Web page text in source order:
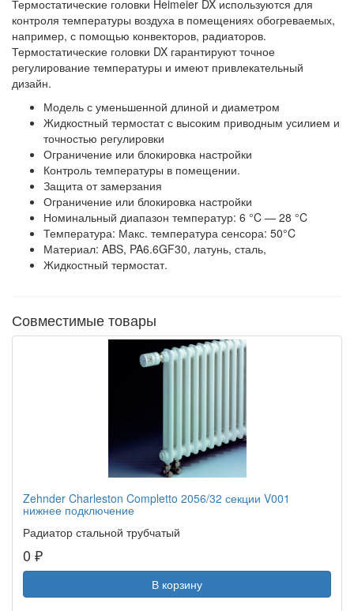
Термостатические головки Heimeier DX используются для
контроля температуры воздуха в помещениях обогреваемых,
например, с помощью конвекторов, радиаторов.
Термостатические головки DX гарантируют точное
регулирование температуры и имеют привлекательный
дизайн.
Модель с уменьшенной длиной и диаметром
Жидкостный термостат с высоким приводным усилием и
точностью регулировки
Ограничение или блокировка настройки
Контроль температуры в помещении.
Защита от замерзания
Ограничение или блокировка настройки
Номинальный диапазон температур: 6 °C — 28 °C
Температура: Макс. температура сенсора: 50°C
Материал: ABS, PA6.6GF30, латунь, сталь,
Жидкостный термостат.
Совместимые товары
Zehnder Charleston Completto 2056/32 секции V001
нижнее подключение
Радиатор стальной трубчатый
0 ₽
В корзину